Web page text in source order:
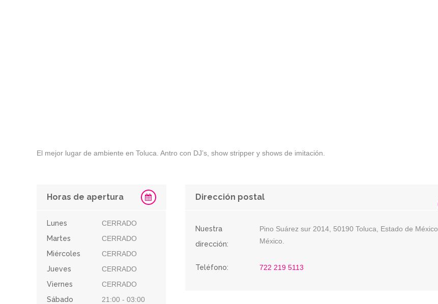
El mejor lugar de ambiente en Toluca. Antro con DJ’s, show stripper y shows de imitación.
Horas de apertura
Lunes
CERRADO
Martes
CERRADO
Miércoles
CERRADO
Jueves
CERRADO
Viernes
CERRADO
Sábado
21:00 - 03:00
Dirección postal
Nuestra
dirección:
Pino Suárez sur 2014, 50190 Toluca, Estado de México,
México.
Teléfono: 722 219 5113